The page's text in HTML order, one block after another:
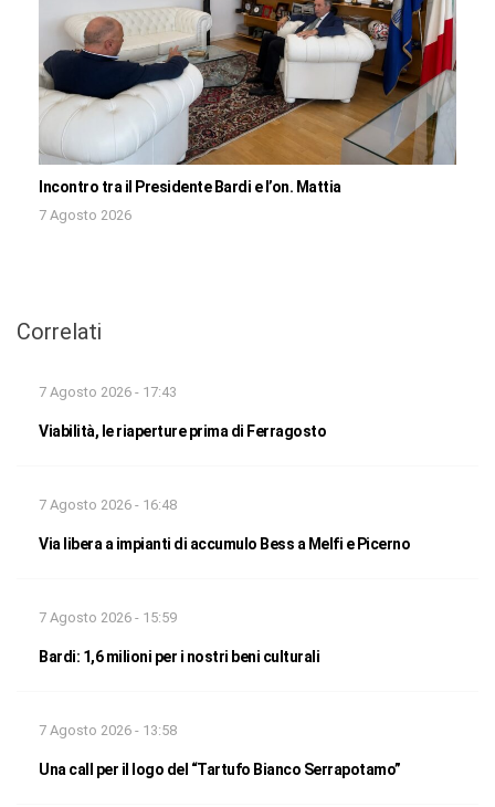
Incontro tra il Presidente Bardi e l’on. Mattia
7 Agosto 2026
Correlati
7 Agosto 2026 - 17:43
Viabilità, le riaperture prima di Ferragosto
7 Agosto 2026 - 16:48
Via libera a impianti di accumulo Bess a Melfi e Picerno
7 Agosto 2026 - 15:59
Bardi: 1,6 milioni per i nostri beni culturali
7 Agosto 2026 - 13:58
Una call per il logo del “Tartufo Bianco Serrapotamo”